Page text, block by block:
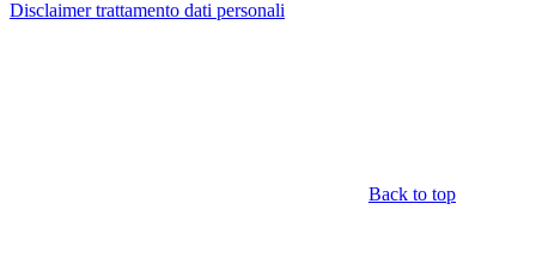
Disclaimer trattamento dati personali
Back to top